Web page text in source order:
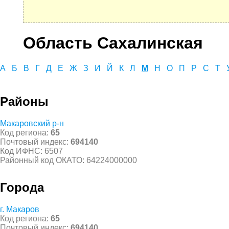
Область Сахалинская
А Б В Г Д Е Ж З И Й К Л М Н О П Р С Т
Районы
Макаровский р-н
Код региона: 65
Почтовый индекс: 694140
Код ИФНС: 6507
Районный код ОКАТО: 64224000000
Города
г. Макаров
Код региона: 65